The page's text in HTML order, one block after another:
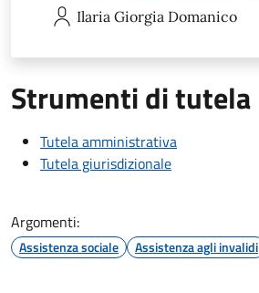
Ilaria Giorgia Domanico
Strumenti di tutela
Tutela amministrativa
Tutela giurisdizionale
Argomenti:
Assistenza sociale Assistenza agli invalidi